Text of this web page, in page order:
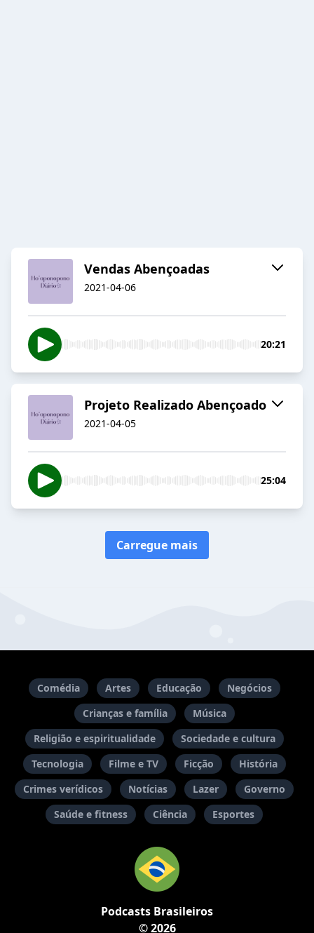
Vendas Abençoadas
2021-04-06
20:21
Projeto Realizado Abençoado
2021-04-05
25:04
Carregue mais
Comédia Artes Educação
Negócios
Crianças e família
Música
Religião e espiritualidade
Sociedade e cultura
Tecnologia
Filme e TV Ficção
História
Crimes verídicos
Notícias Lazer
Governo
Saúde e fitness
Ciência Esportes
Podcasts Brasileiros
© 2026